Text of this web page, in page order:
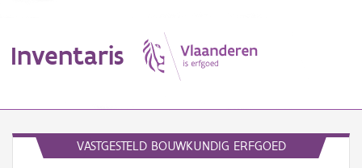
Inventaris
VASTGESTELD BOUWKUNDIG ERFGOED